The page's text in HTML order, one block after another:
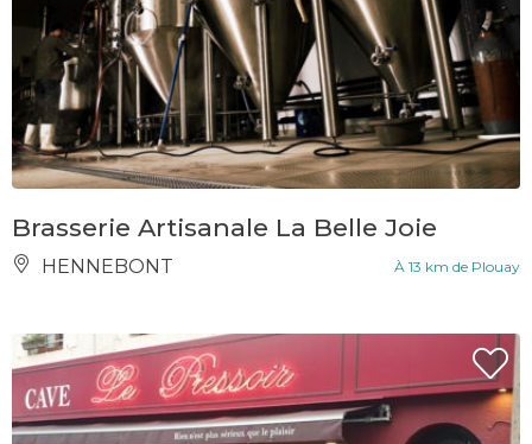
Brasserie Artisanale La Belle Joie
HENNEBONT À 13 km de Plouay